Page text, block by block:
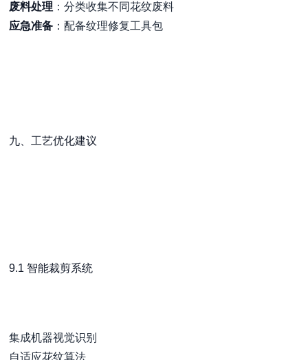
废料处理 ：分类收集不同花纹废料
应急准备 ：配备纹理修复工具包
九、工艺优化建议
9.1 智能裁剪系统
集成机器视觉识别
自适应花纹算法